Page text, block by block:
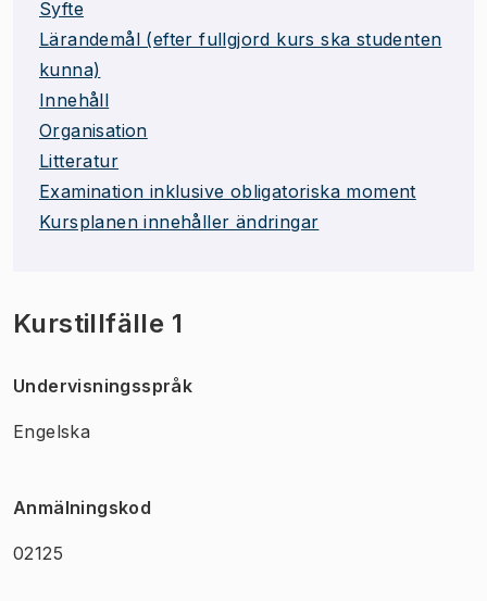
Syfte
Lärandemål (efter fullgjord kurs ska studenten
kunna)
Innehåll
Organisation
Litteratur
Examination inklusive obligatoriska moment
Kursplanen innehåller ändringar
Kurstillfälle 1
Undervisningsspråk
Engelska
Anmälningskod
02125